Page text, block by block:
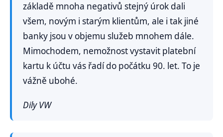
základě mnoha negativů stejný úrok dali
všem, novým i starým klientům, ale i tak jiné
banky jsou v objemu služeb mnohem dále.
Mimochodem, nemožnost vystavit platební
kartu k účtu vás řadí do počátku 90. let. To je
vážně ubohé.
Dily VW